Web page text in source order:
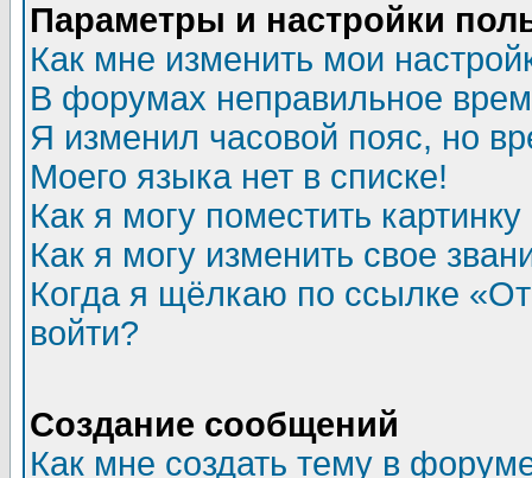
Параметры и настройки
Как мне изменить мои
В форумах неправильное
Я изменил часовой пояс, но
Моего языка нет в списке!
Как я могу поместить
Как я могу изменить свое
Когда я щёлкаю по ссылке
войти?
Создание сообщений
Как мне создать тему в